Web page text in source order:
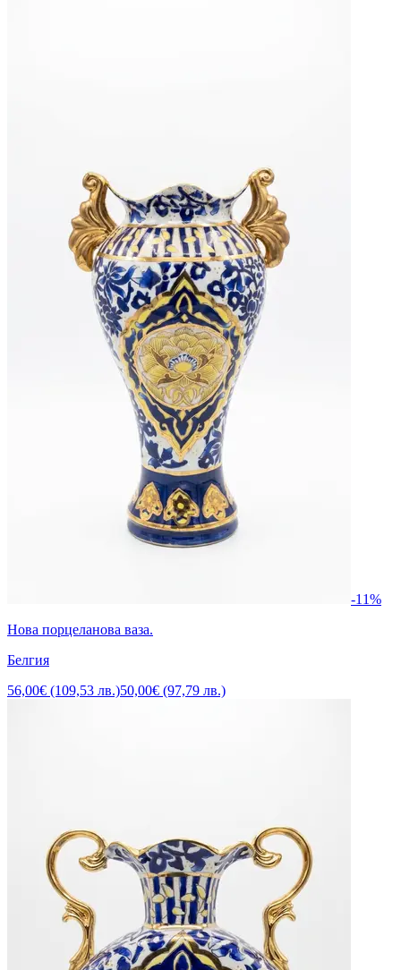
-11%
Нова порцеланова ваза.
Белгия
56,00€ (109,53 лв.)50,00€ (97,79 лв.)